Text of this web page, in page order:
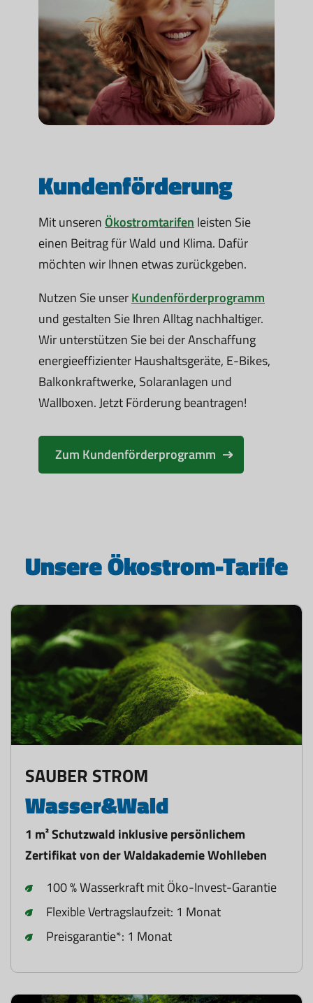
Kundenförderung
Mit unseren Ökostromtarifen leisten Sie
einen Beitrag für Wald und Klima. Dafür
möchten wir Ihnen etwas zurückgeben.
Nutzen Sie unserKundenförderprogramm
und gestalten Sie Ihren Alltag nachhaltiger.
Wir unterstützen Sie bei der Anschaffung
energieeffizienter Haushaltsgeräte, E-Bikes,
Balkonkraftwerke, Solaranlagen und
Wallboxen. Jetzt Förderung beantragen!
Zum Kundenförderprogramm
Unsere Ökostrom-Tarife
SAUBER STROM
Wasser&Wald
1 m² Schutzwald inklusive persönlichem
Zertifikat von der Waldakademie Wohlleben
100 % Wasserkraft mit Öko-Invest-Garantie
Flexible Vertragslaufzeit: 1 Monat
Preisgarantie*: 1 Monat